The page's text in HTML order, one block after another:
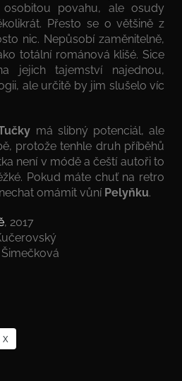
povahu, ale osudy
Přesto se o většině z
nic. Nepůsobí zaměnitelně,
totální románová klišé. Sice
jejich tajemství najednou,
ale určitě by jim slušelo víc
má slibný potenciál, ale
protože tenhle druh příběhů
není v módě a čeští autoři to
Pokud máte chuť na retro
omámit vůní Pelyňku.
, 2017
X